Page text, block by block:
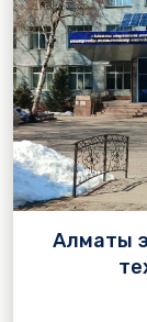
Алматы